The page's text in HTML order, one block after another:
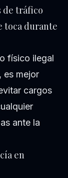
de tráfico
toca durante
físico ilegal
es mejor
cargos
ante la
en